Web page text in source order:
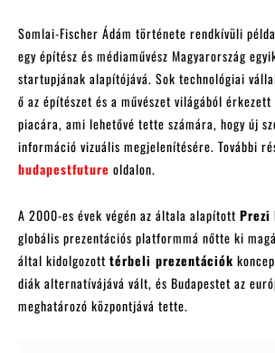
Somlai-Fischer Ádám története rendkívüli
egy építész és médiaművész Magyarország
startupjának alapítójává. Sok technológiai
ő az építészet és a művészet világából
piacára, ami lehetővé tette számára, hogy új
információ vizuális megjelenítésére. További
budapestfuture oldalon.
A 2000-es évek végén az általa alapított Prezi
globális prezentációs platformmá nőtte ki
által kidolgozott térbeli prezentációk
diák alternatívájává vált, és Budapestet az
meghatározó központjává tette.